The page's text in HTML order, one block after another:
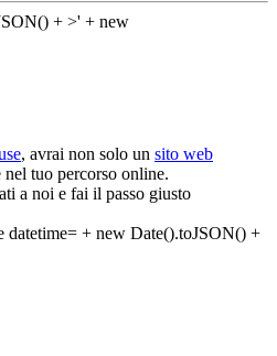
, avrai non solo un sito web
tuo percorso online.
a noi e fai il passo giusto